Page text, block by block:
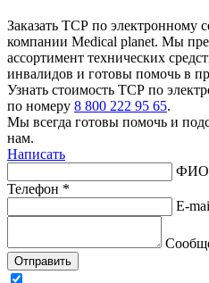
Заказать ТСР по электронному
компании Medical planet. Мы
ассортимент технических
инвалидов и готовы помочь в
Узнать стоимость ТСР по
по номеру 8 800 222 95 65.
Мы всегда готовы помочь и
нам.
Написать
Телефон *
E-
Отправить